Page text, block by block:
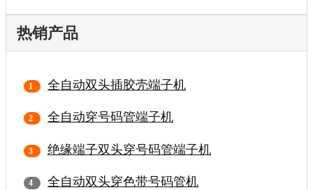
热销产品
全自动双头插胶壳端子机
全自动穿号码管端子机
绝缘端子双头穿号码管端子机
全自动双头穿色带号码管机